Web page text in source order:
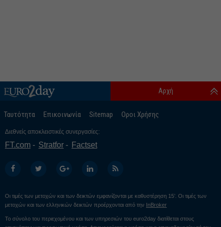
Ταυτότητα Επικοινωνία Sitemap Οροι Χρήσης
Αρχή
Διεθνείς αποκλειστικές συνεργασίες:
FT.com Stratfor Factset
Οι τιμές των μετοχών και των δεικτών εμφανίζονται με καθυστέρηση 15’. Οι τιμές των
μετοχών και των ελληνικών δεικτών προέρχονται από την InBroker
Το σύνολο του περιεχομένου και των υπηρεσιών του euro2day διατίθεται στους